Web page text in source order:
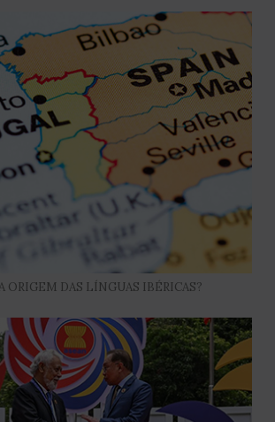
ORIGEM DAS LÍNGUAS IBÉRICAS?